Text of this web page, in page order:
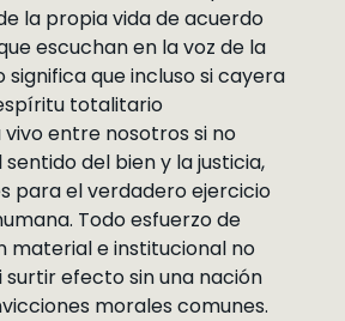
la propia vida de acuerdo
escuchan en la voz de la
significa que incluso si cayera
totalitario
entre nosotros si no
del bien y la justicia,
para el verdadero ejercicio
Todo esfuerzo de
material e institucional no
efecto sin una nación
morales comunes.